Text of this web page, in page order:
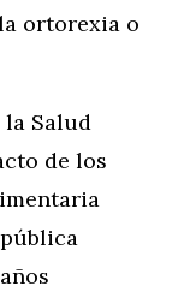
ortorexia o
Salud
de los